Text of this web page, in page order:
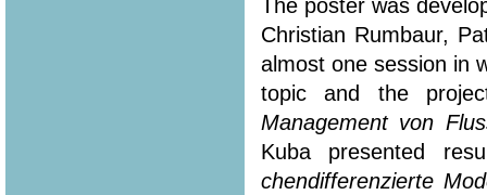
The poster was
Christian Rumbaur,
almost one session in
topic and the
Management von
Kuba presented
chendifferenzierte